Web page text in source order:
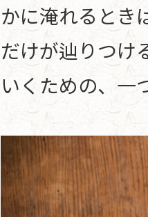
かに淹れるとき
だけが辿りつけ
いくための、一